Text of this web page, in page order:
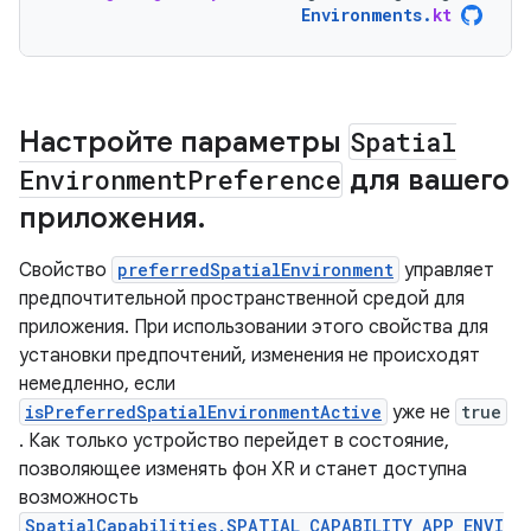
Environments. kt
Настройте параметры Spatial
EnvironmentPreference для вашего
приложения.
Свойство preferredSpatialEnvironment управляет
предпочтительной пространственной средой для
приложения. При использовании этого свойства для
установки предпочтений, изменения не происходят
немедленно, если
isPreferredSpatialEnvironmentActive уже не true
. Как только устройство перейдет в состояние,
позволяющее изменять фон XR и станет доступна
возможность
SpatialCapabilities.SPATIAL_CAPABILITY_APP_ENVI